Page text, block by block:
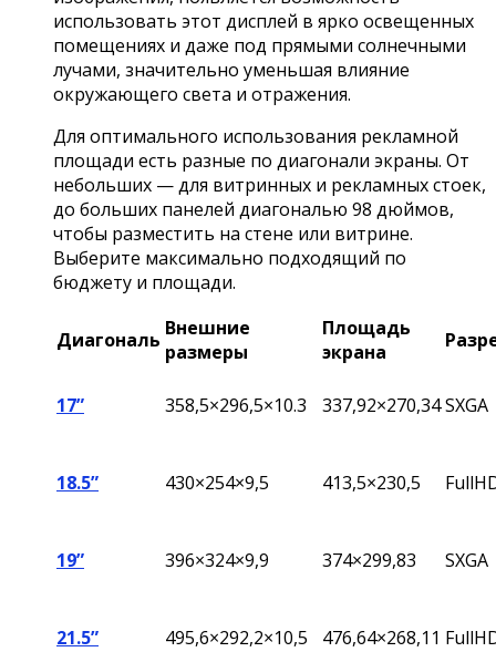
использовать этот дисплей в ярко освещенных
помещениях и даже под прямыми солнечными
лучами, значительно уменьшая влияние
окружающего света и отражения.
Для оптимального использования рекламной
площади есть разные по диагонали экраны. От
небольших — для витринных и рекламных стоек,
до больших панелей диагональю 98 дюймов,
чтобы разместить на стене или витрине.
Выберите максимально подходящий по
бюджету и площади.
Диагональ Внешние
размеры
Площадь
экрана
17” 358,5×296,5×10.3 337,92×270,34SXGA
18.5” 430×254×9,5 413,5×230,5
19” 396×324×9,9 374×299,83 SXGA
21.5” 495,6×292,2×10,5 476,64×268,11